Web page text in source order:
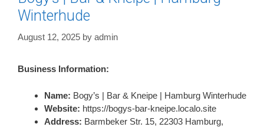
Winterhude
August 12, 2025 by admin
Business Information:
Name: Bogy’s | Bar & Kneipe | Hamburg Winterhude
Website: https://bogys-bar-kneipe.localo.site
Address: Barmbeker Str. 15, 22303 Hamburg,